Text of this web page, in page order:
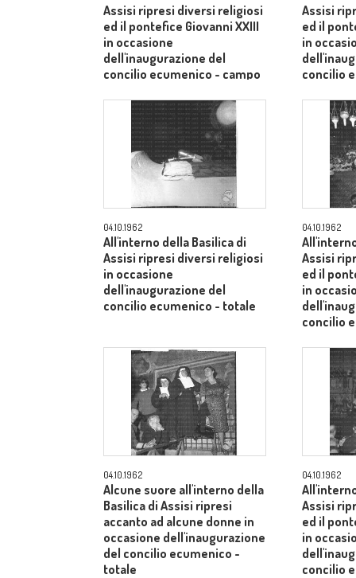
Assisi ripresi diversi religiosi
ed il pontefice Giovanni XXIII
in occasione
dell'inaugurazione del
concilio ecumenico - campo
Assisi
ed il
in
concilio
04.10.1962
All'interno della Basilica di
Assisi ripresi diversi religiosi
in occasione
dell'inaugurazione del
concilio ecumenico - totale
04.10.1962
Assisi
ed il
in
concilio
04.10.1962
Alcune suore all'interno della
Basilica di Assisi ripresi
accanto ad alcune donne in
occasione dell'inaugurazione
del concilio ecumenico -
totale
04.10.1962
Assisi
ed il
in
concilio